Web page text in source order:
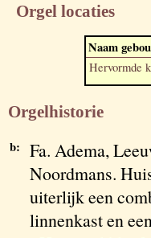
Orgel locaties
Naam
Hervormde
Orgelhistorie
b:
Fa. Adema,
Noordmans.
uiterlijk een
linnenkast en